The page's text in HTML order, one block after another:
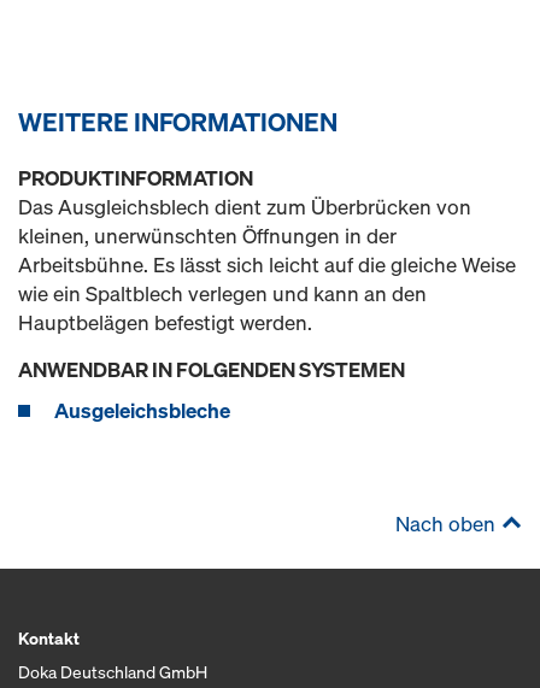
WEITERE INFORMATIONEN
PRODUKTINFORMATION
Das Ausgleichsblech dient zum Überbrücken von
kleinen, unerwünschten Öffnungen in der
Arbeitsbühne. Es lässt sich leicht auf die gleiche Weise
wie ein Spaltblech verlegen und kann an den
Hauptbelägen befestigt werden.
ANWENDBAR IN FOLGENDEN SYSTEMEN
Ausgeleichsbleche
Nach oben
Kontakt
Doka Deutschland GmbH